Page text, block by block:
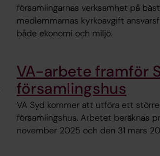
församlingarnas verksamhet på
medlemmarnas kyrkoavgift
både ekonomi och miljö.
VA-arbete framför
församlingshus
VA Syd kommer att utföra ett
församlingshus. Arbetet beräknas
november 2025 och den 31 mars